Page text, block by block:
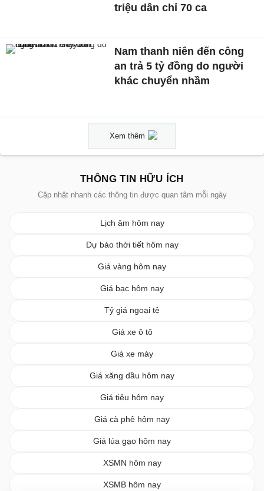
triệu dân chỉ 70 ca
Nam thanh niên đến công
an trả 5 tỷ đồng do người
khác chuyển nhầm
Xem thêm
THÔNG TIN HỮU ÍCH
Cập nhật nhanh các thông tin được quan tâm mỗi ngày
Lịch âm hôm nay
Dự báo thời tiết hôm nay
Giá vàng hôm nay
Giá bạc hôm nay
Tỷ giá ngoại tệ
Giá xe ô tô
Giá xe máy
Giá xăng dầu hôm nay
Giá tiêu hôm nay
Giá cà phê hôm nay
Giá lúa gạo hôm nay
XSMN hôm nay
XSMB hôm nay